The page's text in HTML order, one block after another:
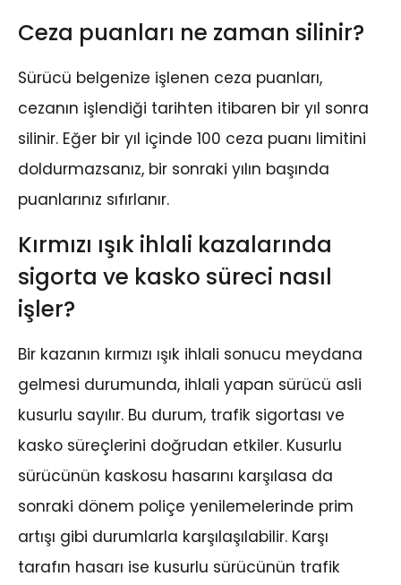
Ceza puanları ne zaman silinir?
Sürücü belgenize işlenen ceza puanları,
cezanın işlendiği tarihten itibaren bir yıl sonra
silinir. Eğer bir yıl içinde 100 ceza puanı limitini
doldurmazsanız, bir sonraki yılın başında
puanlarınız sıfırlanır.
Kırmızı ışık ihlali kazalarında
sigorta ve kasko süreci nasıl
işler?
Bir kazanın kırmızı ışık ihlali sonucu meydana
gelmesi durumunda, ihlali yapan sürücü asli
kusurlu sayılır. Bu durum, trafik sigortası ve
kasko süreçlerini doğrudan etkiler. Kusurlu
sürücünün kaskosu hasarını karşılasa da
sonraki dönem poliçe yenilemelerinde prim
artışı gibi durumlarla karşılaşılabilir. Karşı
tarafın hasarı ise kusurlu sürücünün trafik